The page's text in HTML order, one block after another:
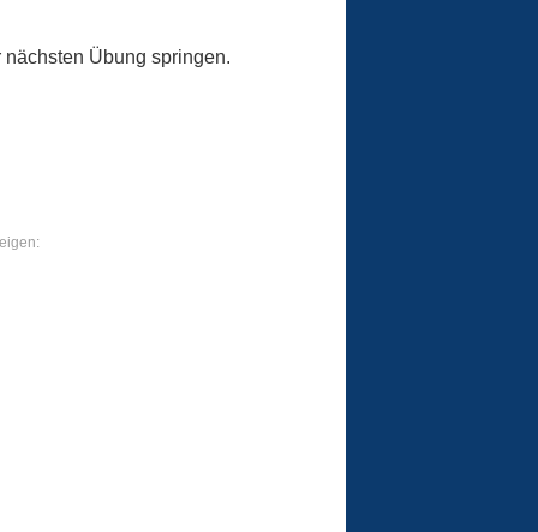
Übung springen.